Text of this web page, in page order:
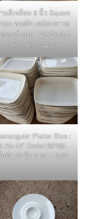
นสี่เหลี่ยม 8 นิ้ว Square
ทรงลึก เคลือบขาวส
นแวร์ size : 21x21x3.5
cm. ราคา : 32.00-
Platter Size :
Code:H6P68L
ต่ำ 60 ใบ ราคา : 0.00-